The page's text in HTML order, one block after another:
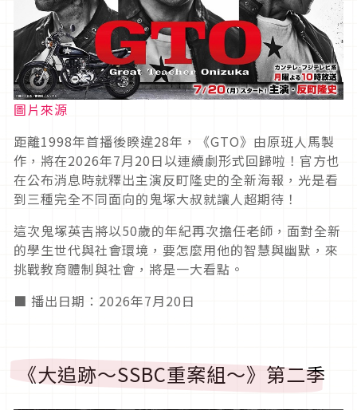
圖片來源
距離1998年首播後睽違28年，《GTO》由原班人馬製
作，將在2026年7月20日以連續劇形式回歸啦！官方也
在公布消息時就釋出主演反町隆史的全新海報，光是看
到三種完全不同面向的鬼塚大叔就讓人超期待！
這次鬼塚英吉將以50歲的年紀再次擔任老師，面對全新
的學生世代與社會環境，要怎麼用他的智慧與幽默，來
挑戰教育體制與社會，將是一大看點。
■ 播出日期：2026年7月20日
《大追跡～SSBC重案組～》第二季